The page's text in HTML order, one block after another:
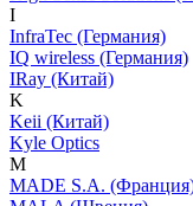
I
InfraTec (Германия)
IQ wireless (Германия)
IRay (Китай)
K
Keii (Китай)
Kyle Optics
M
MADE S.A.